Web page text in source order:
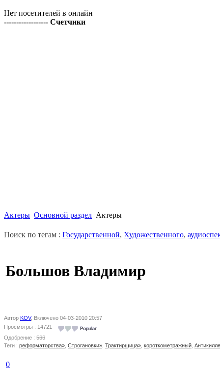
Нет посетителей в онлайн
------------------ Счетчики
Актеры Основной раздел Актеры
Поиск по тегам : Государственной, Художественного,
Большов Владимир
Автор KOV, Включено 04-03-2010 20:57
Просмотры : 14721
Одобрение : 566
Теги : реформаторства» Строгановки» Трактирщица» короткометражный
0